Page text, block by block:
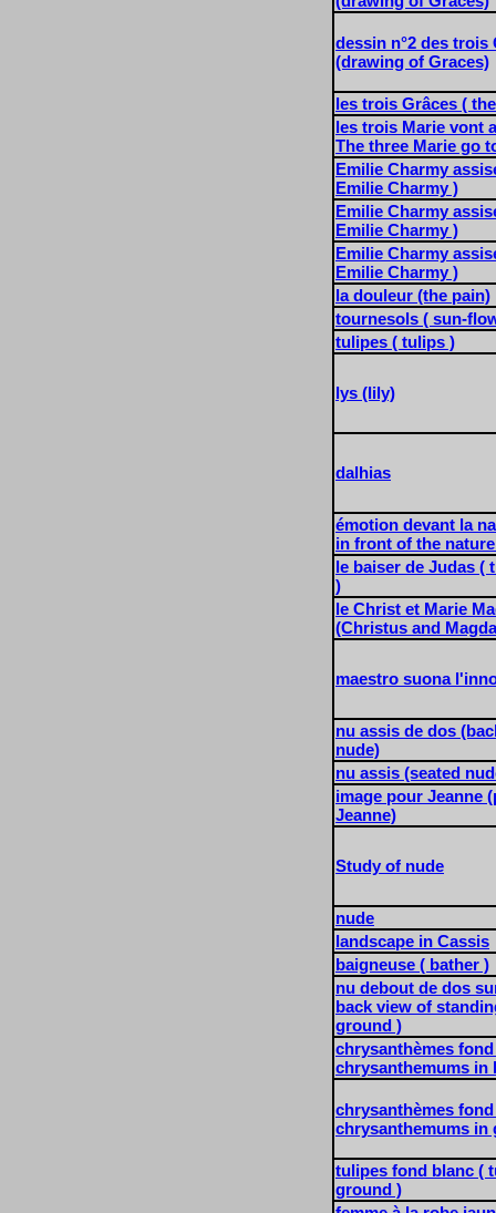
dessin n°2 des trois
(drawing of Graces)
les trois Grâces (
les trois Marie vont
The three Marie go
Emilie Charmy
Emilie Charmy )
Emilie Charmy
Emilie Charmy )
Emilie Charmy
Emilie Charmy )
la douleur (the pain)
tournesols ( sun-
tulipes ( tulips )
lys (lily)
dalhias
émotion devant la
in front of the
le baiser de Judas (
)
le Christ et Marie
(Christus and
maestro suona
nu assis de dos
nude)
nu assis (seated
image pour Jeanne
Jeanne)
Study of nude
nude
landscape in Cassis
baigneuse ( bather )
nu debout de dos
back view of
ground )
chrysanthèmes
chrysanthemums in
chrysanthèmes
chrysanthemums in
tulipes fond blanc (
ground )